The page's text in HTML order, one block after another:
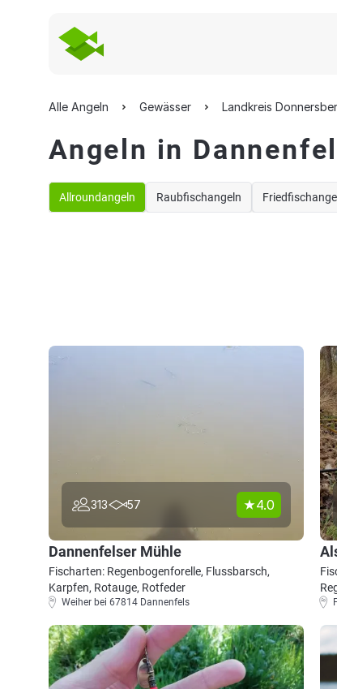
Alle Angeln Gewässer Landkreis
Angeln in
Allroundangeln Raubfischangeln
313 57 4.0
Dannenfelser Mühle
Fischarten: Regenbogenforelle, Flussbarsch,
Karpfen, Rotauge, Rotfeder
Weiher bei 67814 Dannenfels